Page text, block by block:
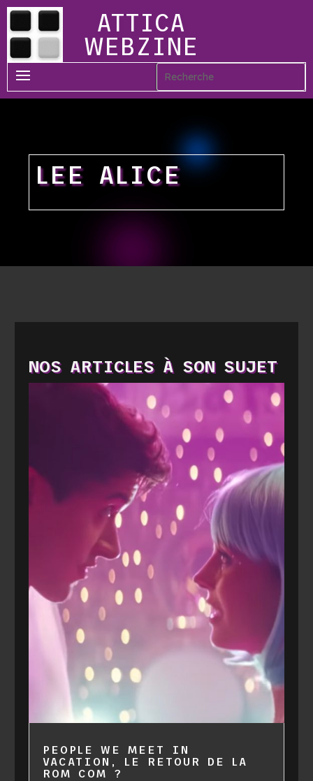
ATTICA
WEBZINE
LEE ALICE
NOS ARTICLES À SON SUJET
PEOPLE WE MEET IN
VACATION, LE RETOUR DE LA
ROM COM ?